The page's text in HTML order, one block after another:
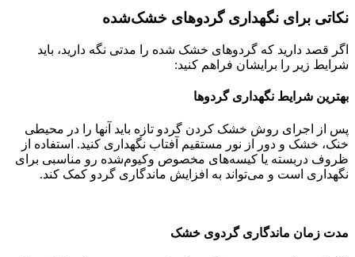
نکاتی برای نگهداری گردوهای خشک‌شده
اگر قصد دارید که گردوهای خشک شده را مدتی نگه دارید، باید
شرایط زیر را برایشان فراهم کنید:
بهترین شرایط نگهداری گردوها
پس از اجرای روش خشک کردن گردو تازه باید آنها را در محیطی
خنک، خشک و دور از نور مستقیم آفتاب نگهداری کنید. استفاده از
ظروف دربسته یا کیسه‌های مخصوص وکیوم‌شده رو مناسبی برای
نگهداری است و می‌تواند به افزایش ماندگاری گردو کمک کند.
مدت زمان ماندگاری گردوی خشک